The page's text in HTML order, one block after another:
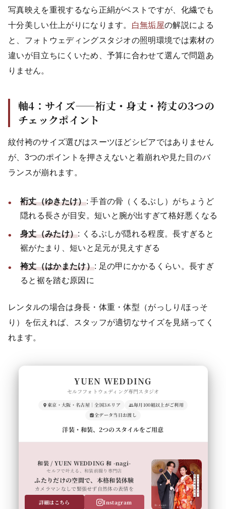
写真映えを重視するなら正絹がベストですが、化繊でも
十分美しい仕上がりになります。 白無垢屋の解説による
と、フォトウェディングスタジオの照明環境では素材の
違いが目立ちにくいため、予算に合わせて選んで問題あ
りません。
軸4：サイズ——裄丈・身丈・袴丈の3つの
チェックポイント
紋付袴のサイズ選びはスーツほどシビアではありません
が、3つのポイントを押さえないと着崩れや見た目のバ
ランスが崩れます。
裄丈（ゆきたけ）: 手首の骨（くるぶし）がちょうど
隠れる長さが目安。短いと腕が出すぎて格好悪くなる
身丈（みたけ）: くるぶしが隠れる程度。長すぎると
裾がたまり、短いと足元が見えすぎる
袴丈（はかまたけ）: 足の甲にかかるくらい。長すぎ
ると裾を踏む原因に
レンタルの場合は身長・体重・体型（がっしり/ほっそ
り）を伝えれば、スタッフが適切なサイズを見繕ってく
れます。
YUEN WEDDING
セルフフォトウェディング専門スタジオ
東京・大阪・名古屋｜全国3エリア
毎月100組以上がご利用
全データ当日お渡し
洋装・和装、2つのスタイルをご用意
和装 / YUEN WEDDING 和 -nagi-
セルフで叶える、和装前撮り専門店
ふたりだけの空間で、本格和装体験
カメラマンなしで緊張せず自然体の表情を
詳細はこちら
Instagram